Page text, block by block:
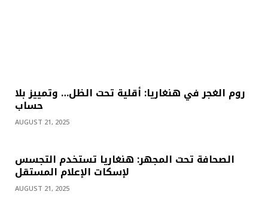
روم الغجر في هنغاريا: أقلية تحت الظل… وتمييز بلا
حساب
AUGUST 21, 2025
الصحافة تحت المجهر: هنغاريا تستخدم التجسس
لإسكات الإعلام المستقل
AUGUST 21, 2025